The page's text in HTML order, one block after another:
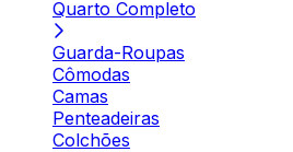
Quarto Completo
Guarda-Roupas
Cômodas
Camas
Penteadeiras
Colchões